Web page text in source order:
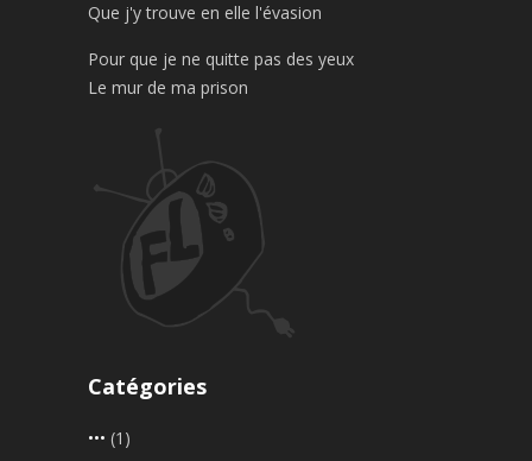
Que j'y trouve en elle l'évasion
Pour que je ne quitte pas des yeux
Le mur de ma prison
Catégories
••• (1)